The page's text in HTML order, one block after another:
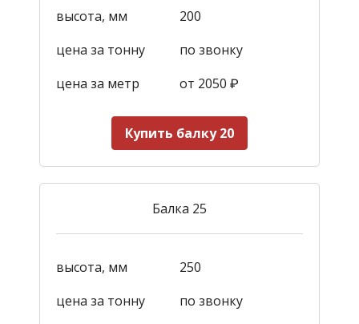
высота, мм
200
цена за тонну
по звонку
цена за метр
от 2050 ₽
Купить балку 20
Балка 25
высота, мм
250
цена за тонну
по звонку